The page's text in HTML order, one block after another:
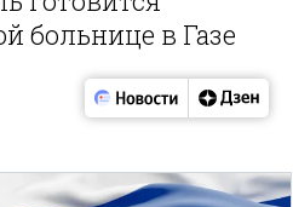
больнице в Газе